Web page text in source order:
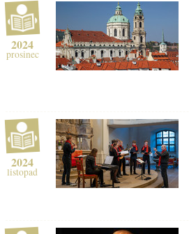
2024
prosinec
2024
listopad